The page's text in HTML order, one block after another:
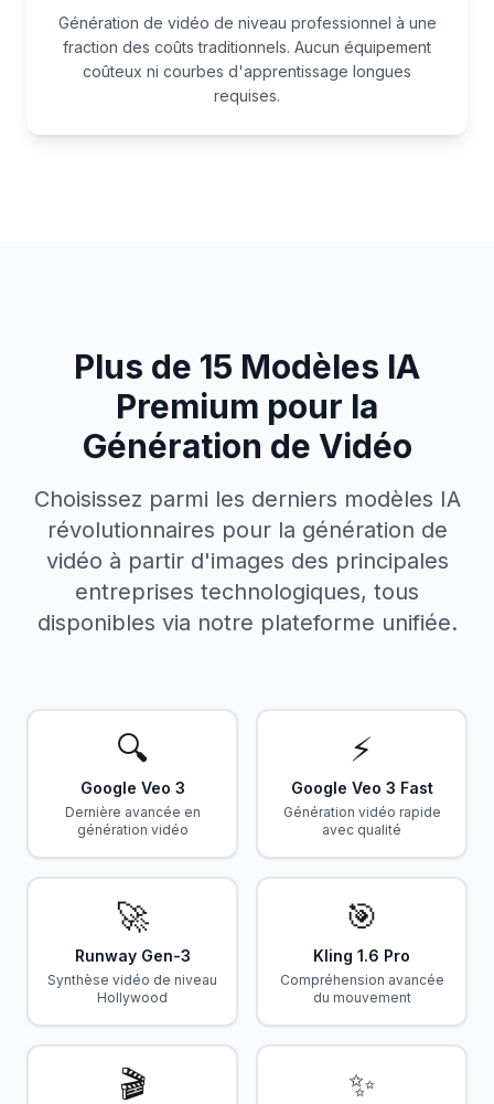
Génération de vidéo de niveau professionnel à une
fraction des coûts traditionnels. Aucun équipement
coûteux ni courbes d'apprentissage longues
requises.
Plus de 15 Modèles IA
Premium pour la
Génération de Vidéo
Choisissez parmi les derniers modèles IA
révolutionnaires pour la génération de
vidéo à partir d'images des principales
entreprises technologiques, tous
disponibles via notre plateforme unifiée.
🔍
Google Veo 3
Dernière avancée en
génération vidéo
⚡
Google Veo 3 Fast
Génération vidéo rapide
avec qualité
🚀
Runway Gen-3
Synthèse vidéo de niveau
Hollywood
🎯
Kling 1.6 Pro
Compréhension avancée
du mouvement
🎬 ✨